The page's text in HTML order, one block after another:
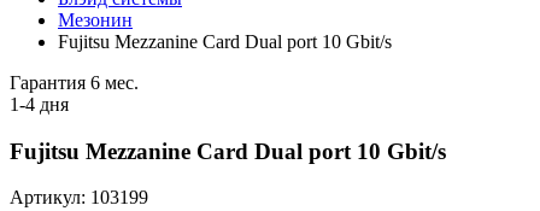
Мезонин
Fujitsu Mezzanine Card Dual port 10 Gbit/s
Гарантия 6 мес.
1-4 дня
Fujitsu Mezzanine Card Dual port 10 Gbit/s
Артикул: 103199